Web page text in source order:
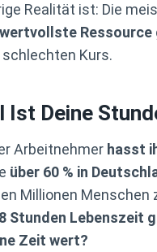
Realität ist: Die
Ressource
Kurs.
Ist Deine
Arbeitnehmer hasst
über 60 % in
Millionen Menschen
Stunden Lebenszeit
Zeit wert?